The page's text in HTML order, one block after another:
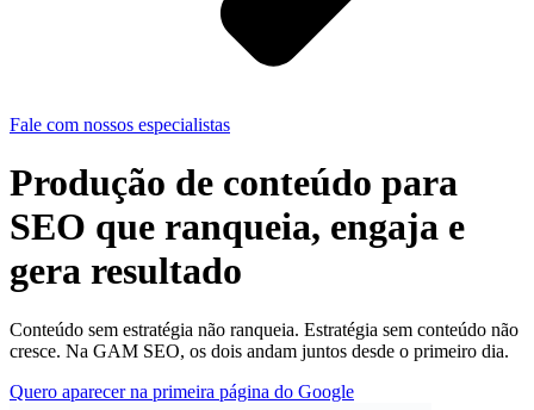
Fale com nossos especialistas
Produção de conteúdo para
SEO que ranqueia, engaja e
gera resultado
Conteúdo sem estratégia não ranqueia. Estratégia sem conteúdo não
cresce. Na GAM SEO, os dois andam juntos desde o primeiro dia.
Quero aparecer na primeira página do Google